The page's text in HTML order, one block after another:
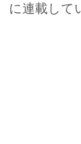
に連載して